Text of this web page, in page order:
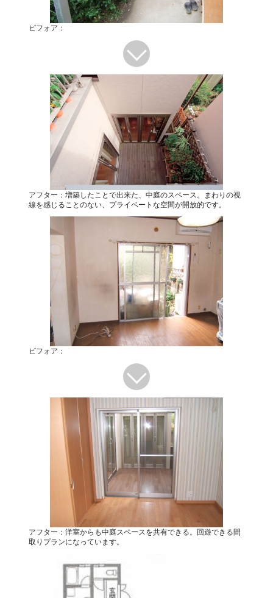
ビフォア：
アフター：増築したことで出来た、中庭のスペース。まわりの視
線を感じることのない、プライベートな空間が開放的です。
ビフォア：
アフター：洋室からも中庭スペースを共有できる。回遊できる間
取りプランになっています。